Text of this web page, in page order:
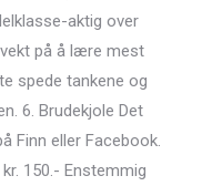
aktig over
på å lære mest
spede tankene og
6. Brudekjole Det
Finn eller Facebook.
150.- Enstemmig